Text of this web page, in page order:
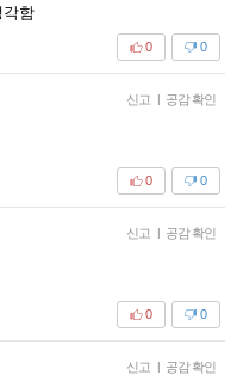
각함
0
0
신고 | 공감 확인
0
0
신고 | 공감 확인
0
0
신고 | 공감 확인